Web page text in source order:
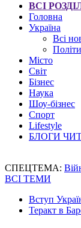
ВСІ
Головна
Україна
Всі
Місто
Світ
Бізнес
Наука
Шоу-бізнес
Спорт
Lifestyle
БЛОГИ
СПЕЦТЕМА:
ВСІ ТЕМИ
Вступ
Теракт в